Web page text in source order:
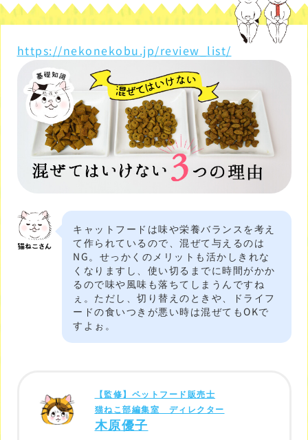
https://nekonekobu.jp/review_list/
キャットフードは味や栄養バランスを考え
て作られているので、混ぜて与えるのは
NG。せっかくのメリットも活かしきれな
くなりますし、使い切るまでに時間がかか
るので味や風味も落ちてしまうんですね
ぇ。ただし、切り替えのときや、ドライフ
ードの食いつきが悪い時は混ぜてもOKで
すよぉ。
【監修】ペットフード販売士
猫ねこ部編集室 ディレクター
木原優子